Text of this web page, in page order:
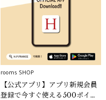
rooms SHOP
【公式アプリ】アプリ新規会員
登録で今すぐ使える500ポイン